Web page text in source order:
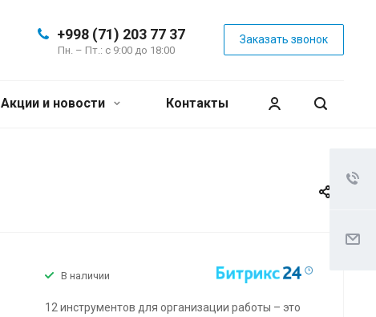
+998 (71) 203 77 37
Пн. – Пт.: с 9:00 до 18:00
Заказать звонок
Акции и новости Контакты
В наличии
12 инструментов для организации работы – это